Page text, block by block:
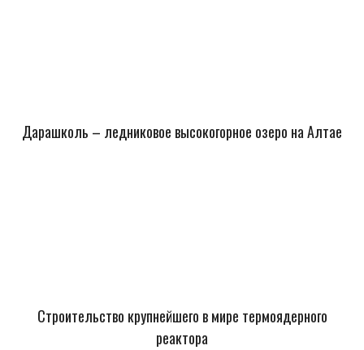
Дарашколь – ледниковое высокогорное озеро на Алтае
Строительство крупнейшего в мире термоядерного
реактора